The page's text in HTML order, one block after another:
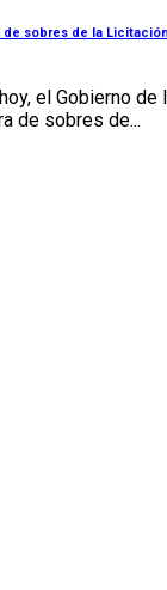
de sobres de la
el Gobierno de
de sobres de...